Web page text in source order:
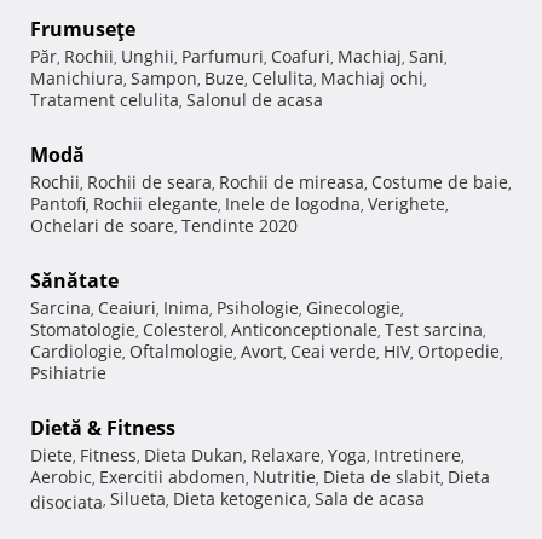
Frumuseţe
Păr, Rochii, Unghii, Parfumuri, Coafuri, Machiaj, Sani,
Manichiura, Sampon, Buze, Celulita, Machiaj ochi,
Tratament celulita, Salonul de acasa
Modă
Rochii, Rochii de seara, Rochii de mireasa, Costume de baie,
Pantofi, Rochii elegante, Inele de logodna, Verighete,
Ochelari de soare, Tendinte 2020
Sănătate
Sarcina, Ceaiuri, Inima, Psihologie, Ginecologie,
Stomatologie, Colesterol, Anticonceptionale, Test sarcina,
Cardiologie, Oftalmologie, Avort, Ceai verde, HIV, Ortopedie,
Psihiatrie
Dietă & Fitness
Diete, Fitness, Dieta Dukan, Relaxare, Yoga, Intretinere,
Aerobic, Exercitii abdomen, Nutritie, Dieta de slabit, Dieta
disociata, Silueta, Dieta ketogenica, Sala de acasa